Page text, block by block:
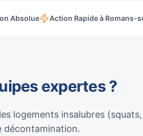
Absolue Action Rapide à Romans-
expertes ?
logements insalubres
décontamination.